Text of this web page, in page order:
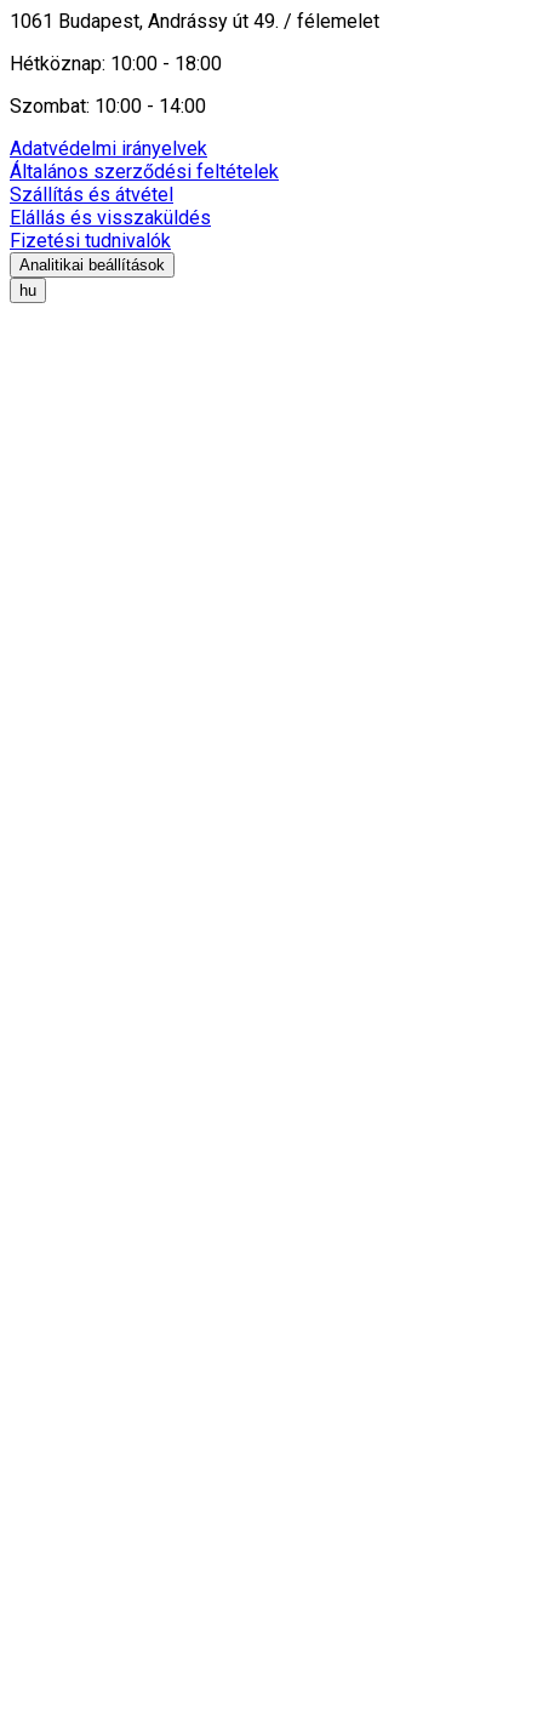
1061 Budapest, Andrássy út 49. / félemelet
Hétköznap: 10:00 - 18:00
Szombat: 10:00 - 14:00
Adatvédelmi irányelvek
Általános szerződési feltételek
Szállítás és átvétel
Elállás és visszaküldés
Fizetési tudnivalók
Analitikai beállítások
hu